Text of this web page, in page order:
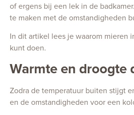
of ergens bij een lek in de
te maken met de omstandigheden
In dit artikel lees je waarom mieren
kunt doen.
Warmte en droogte
Zodra de temperatuur buiten stijgt
en de omstandigheden voor een